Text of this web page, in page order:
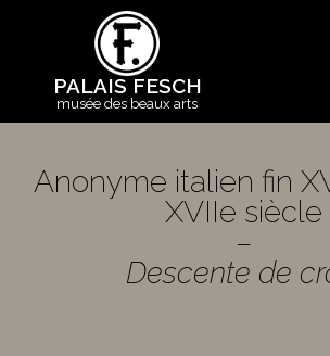
PALAIS FESCH
musée des beaux arts
Anonyme italien fin
XVIIe siècle
–
Descente de